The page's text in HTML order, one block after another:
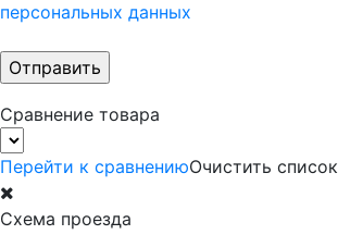
персональных данных
Сравнение товара
Перейти к сравнениюОчистить список
Схема проезда